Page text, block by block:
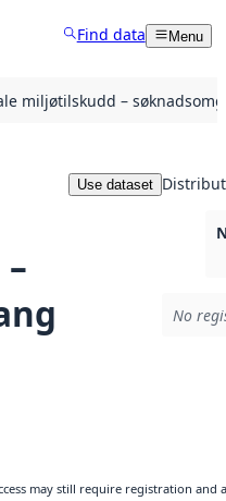
Find data Menu
miljøtilskudd –
Use dataset
No
may still require registration and